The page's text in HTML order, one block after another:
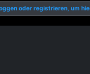
oder registrieren, um